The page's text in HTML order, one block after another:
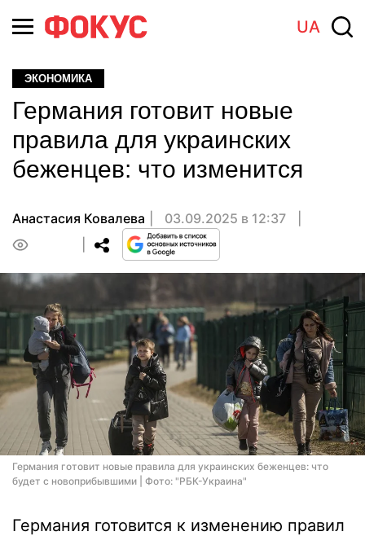
UA
ЭКОНОМИКА
Германия готовит новые
правила для украинских
беженцев: что изменится
Анастасия Ковалева
03.09.2025 в 12:37
Германия готовит новые правила для украинских беженцев: что
будет с новоприбывшими | Фото: "РБК-Украина"
Германия готовится к изменению правил